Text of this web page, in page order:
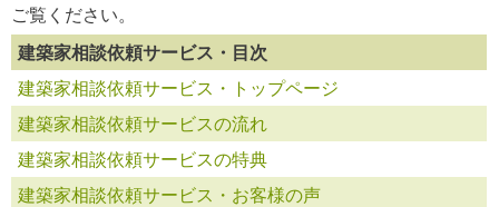
ご覧ください。
建築家相談依頼サービス・目次
建築家相談依頼サービス・トップページ
建築家相談依頼サービスの流れ
建築家相談依頼サービスの特典
建築家相談依頼サービス・お客様の声